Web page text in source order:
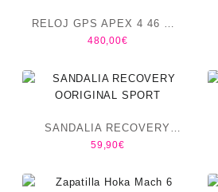
RELOJ GPS APEX 4 46 MM
COROS
480,00€
SANDALIA RECOVERY
OORIGINAL SPORT
59,90€